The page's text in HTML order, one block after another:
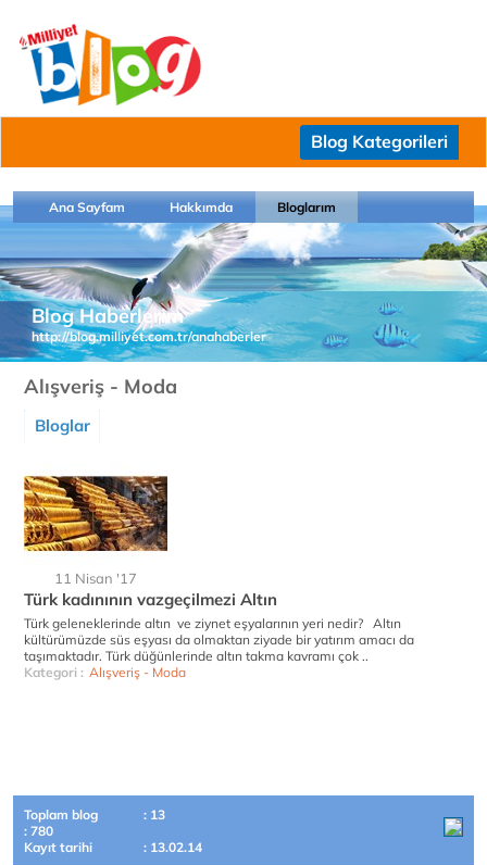
Blog Kategorileri
Ana Sayfam Hakkımda Bloglarım
Blog Haberlerim
http://blog.milliyet.com.tr/anahaberler
Alışveriş - Moda
Bloglar
11 Nisan '17
Türk kadınının vazgeçilmezi Altın
Türk geleneklerinde altın ve ziynet eşyalarının yeri nedir? Altın
kültürümüzde süs eşyası da olmaktan ziyade bir yatırım amacı da
taşımaktadır. Türk düğünlerinde altın takma kavramı çok ..
Kategori : Alışveriş - Moda
Toplam blog
: 13
: 780
Kayıt tarihi
: 13.02.14